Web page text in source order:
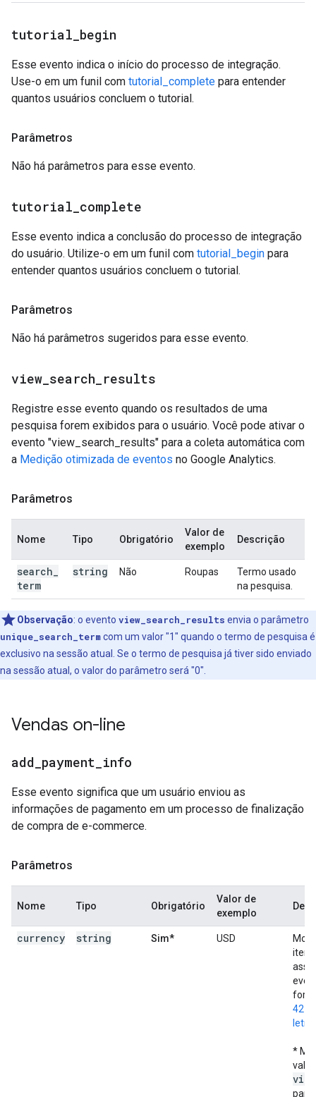
tutorial begin
Esse evento indica o início do processo de integração.
Use-o em um funil com tutorial_complete para entender
quantos usuários concluem o tutorial.
Parâmetros
Não há parâmetros para esse evento.
tutorial complete
Esse evento indica a conclusão do processo de integração
do usuário. Utilize-o em um funil com tutorial_begin para
entender quantos usuários concluem o tutorial.
Parâmetros
Não há parâmetros sugeridos para esse evento.
view search results
Registre esse evento quando os resultados de uma
pesquisa forem exibidos para o usuário. Você pode ativar o
evento "view_search_results" para a coleta automática com
a Medição otimizada de eventos no Google Analytics.
Parâmetros
Nome Tipo Obrigatório
Valor de
exemplo
Descrição
search
term
string Não Roupas
Termo usado
na pesquisa.
Observação: o evento view_search_results envia o parâmetro
unique_search_termcom um valor "1" quando o termo de pesquisa é
exclusivo na sessão atual. Se o termo de pesquisa já tiver sido enviado
na sessão atual, o valor do parâmetro será "0".
Vendas on-line
add payment info
Esse evento significa que um usuário enviou as
informações de pagamento em um processo de finalização
de compra de e-commerce.
Parâmetros
Nome Tipo Obrigatório
Valor de
exemplo
currency string Sim* USD
itens
*
view
para